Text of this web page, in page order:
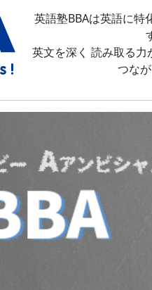
英語塾BBAは英語に特
英文を深く 読み取る
つな